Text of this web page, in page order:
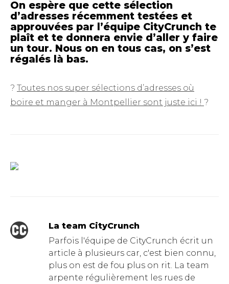
On espère que cette sélection
d’adresses récemment testées et
approuvées par l’équipe CityCrunch te
plaît et te donnera envie d’aller y faire
un tour. Nous on en tous cas, on s’est
régalés là bas.
? Toutes nos super sélections d’adresses où
boire et manger à Montpellier sont juste ici ! ?
La team CityCrunch
Parfois l'équipe de CityCrunch écrit un
article à plusieurs car, c'est bien connu,
plus on est de fou plus on rit. La team
arpente régulièrement les rues de